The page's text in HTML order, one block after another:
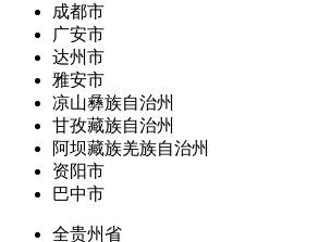
成都市
广安市
达州市
雅安市
凉山彝族自治州
甘孜藏族自治州
阿坝藏族羌族自治州
资阳市
巴中市
全贵州省